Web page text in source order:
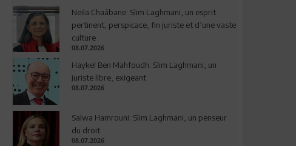
Neila Chaâbane: Slim Laghmani, un esprit
pertinent, perspicace, fin juriste et d’une vaste
culture
08.07.2026
Haykel Ben Mahfoudh: Slim Laghmani, un
juriste libre, exigeant
08.07.2026
Salwa Hamrouni: Slim Laghmani, un penseur
du droit
08.07.2026